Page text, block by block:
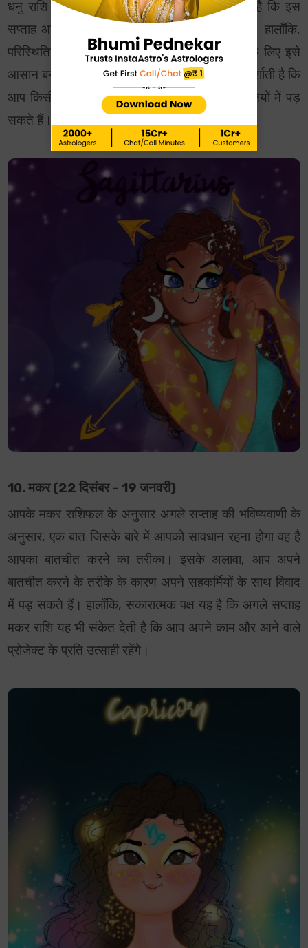
धनु राशि के लिए आज और कल का राशिफल बताता है कि इस
सप्ताह आपको काम के दबाव से निपटना पड़ सकता है। हालाँकि,
परिस्थितियों के अनुकूल ढलने की आपकी क्षमता आपके लिए इसे
आसान बना सकती है। साथ ही, आपकी धनु राशिफल दर्शाती है कि
आप किसी विशेष लापरवाही के कारण छोटी-मोटी परेशानियों में पड़
सकते हैं।
10. मकर (22 दिसंबर – 19 जनवरी)
आपके मकर राशिफल के अनुसार अगले सप्ताह की भविष्यवाणी के
अनुसार, एक बात जिसके बारे में आपको सावधान रहना होगा वह है
आपका बातचीत करने का तरीका। इसके अलावा, आप अपने
बातचीत करने के तरीके के कारण अपने सहकर्मियों के साथ विवाद
में पड़ सकते हैं। हालाँकि, सकारात्मक पक्ष यह है कि अगले सप्ताह
मकर राशि यह भी संकेत देती है कि आप अपने काम और आने वाले
प्रोजेक्ट के प्रति उत्साही रहेंगे।